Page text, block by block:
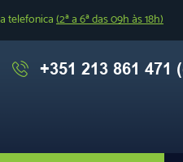
telefonica(2ª a 6ª das 09h às 18h)
+351 213 861